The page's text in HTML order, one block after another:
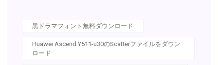
黒ドラマフォント無料ダウンロード
Huawei Ascend Y511-u30のScatterファイルをダウン
ロード